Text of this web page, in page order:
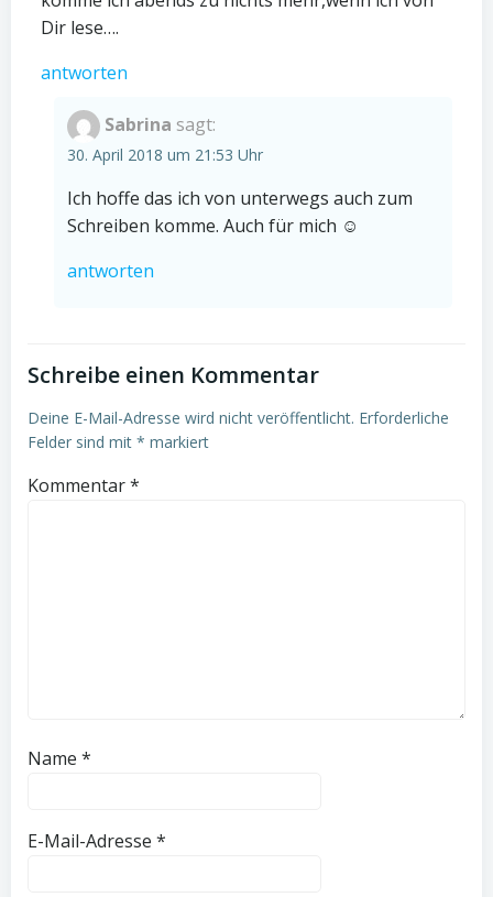
Dir lese….
antworten
Sabrina sagt:
30. April 2018 um 21:53 Uhr
Ich hoffe das ich von unterwegs auch zum
Schreiben komme. Auch für mich ☺️
antworten
Schreibe einen Kommentar
Deine E-Mail-Adresse wird nicht veröffentlicht. Erforderliche
Felder sind mit * markiert
Kommentar*
Name *
E-Mail-Adresse *